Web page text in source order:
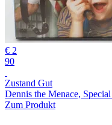
€ 2
90
Zustand Gut
Dennis the Menace,
Zum Produkt